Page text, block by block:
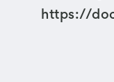
https://